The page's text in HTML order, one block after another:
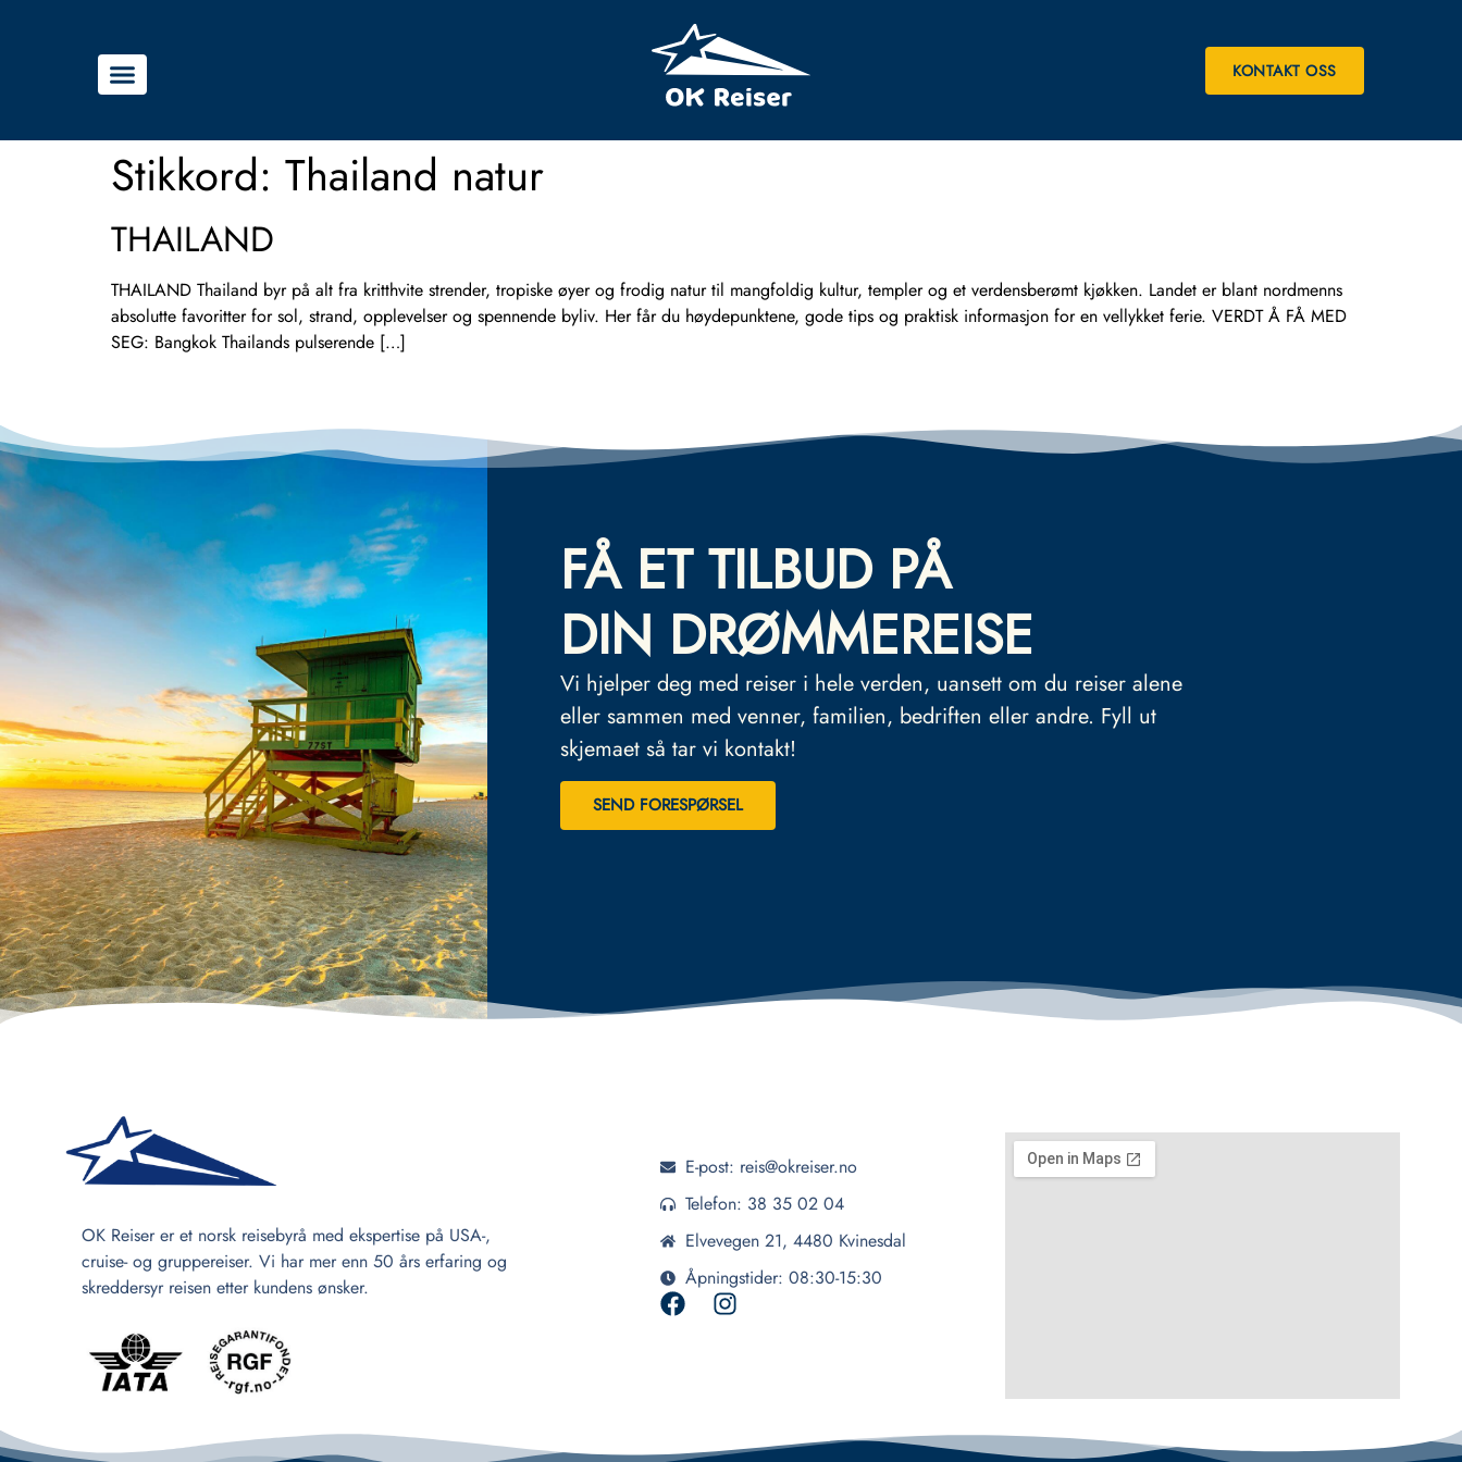
KONTAKT OSS
Stikkord: Thailand natur
THAILAND
THAILAND Thailand byr på alt fra kritthvite strender, tropiske øyer og frodig natur til mangfoldig kultur, templer og et verdensberømt kjøkken. Landet er blant nordmenns
absolutte favoritter for sol, strand, opplevelser og spennende byliv. Her får du høydepunktene, gode tips og praktisk informasjon for en vellykket ferie. VERDT Å FÅ MED
SEG: Bangkok Thailands pulserende […]
FÅ ET TILBUD PÅ
DIN DRØMMEREISE
Vi hjelper deg med reiser i hele verden, uansett om du reiser alene
eller sammen med venner, familien, bedriften eller andre. Fyll ut
skjemaet så tar vi kontakt!
SEND FORESPØRSEL
OK Reiser er et norsk reisebyrå med ekspertise på USA-,
cruise- og gruppereiser. Vi har mer enn 50 års erfaring og
skreddersyr reisen etter kundens ønsker.
E-post: reis@okreiser.no
Telefon: 38 35 02 04
Elvevegen 21, 4480 Kvinesdal
Åpningstider: 08:30-15:30